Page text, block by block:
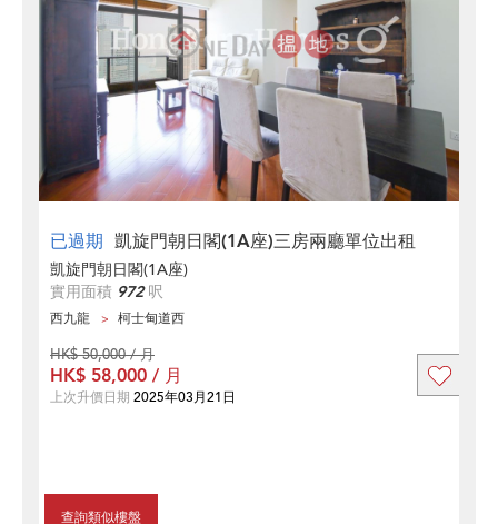
已過期 凱旋門朝日閣(1A座)三房兩廳單位出租
凱旋門朝日閣(1A座)
實用面積 972呎
西九龍 柯士甸道西
查詢類似樓盤
HK$ 50,000 / 月
HK$ 58,000 / 月
上次升價日期 2025年03月21日